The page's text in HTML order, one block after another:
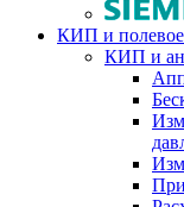
КИП и полевое
КИП и